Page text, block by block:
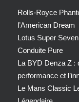
Rolls-Royce
l’American Dream
Lotus Super
Conduite Pure
La BYD Denza Z :
performance et
Le Mans Classic